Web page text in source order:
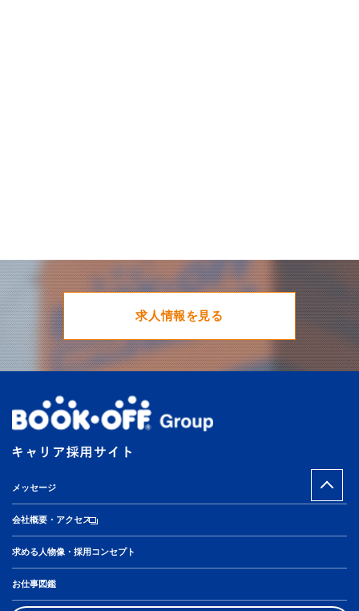
求人情報を見る
メッセージ
会社概要・アクセス
求める人物像・採用コンセプト
お仕事図鑑